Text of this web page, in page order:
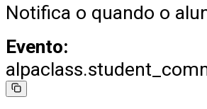
Notifica o quando o
Evento: